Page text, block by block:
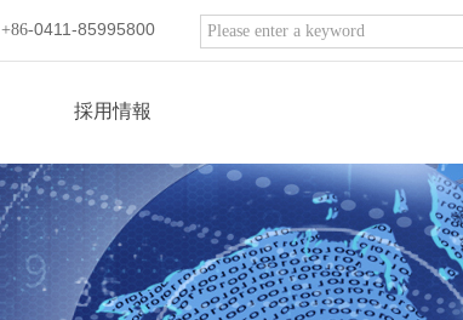
+86-0411-85995800
採用情報